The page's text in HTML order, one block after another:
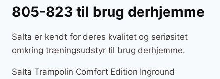
805-823 til brug derhjemme
Salta er kendt for deres kvalitet og seriøsitet
omkring træningsudstyr til brug derhjemme.
Salta Trampolin Comfort Edition Inground